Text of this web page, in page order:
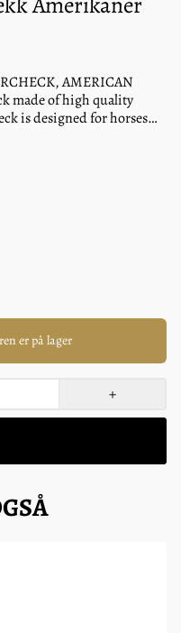
AMERICAN
er på lager
+